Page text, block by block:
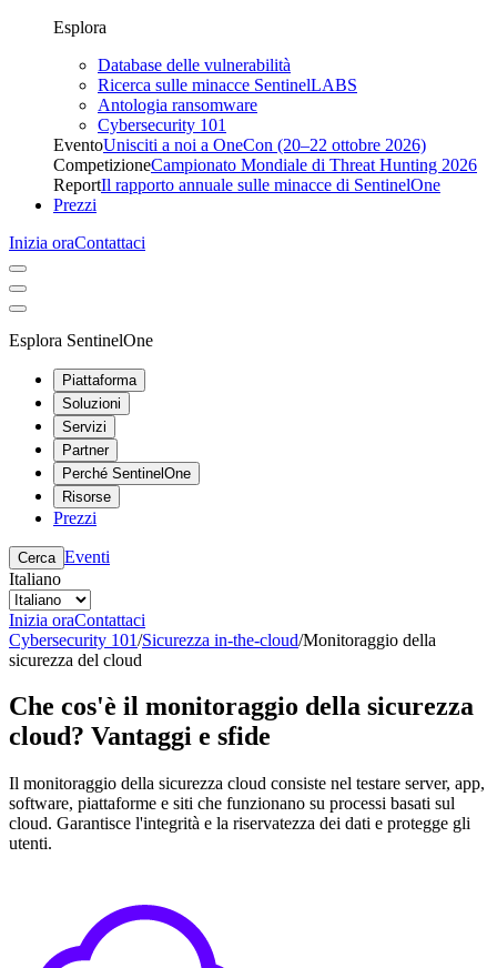
Esplora
Database delle vulnerabilità
Ricerca sulle minacce SentinelLABS
Antologia ransomware
Cybersecurity 101
EventoUnisciti a noi a OneCon (20–22 ottobre 2026)
CompetizioneCampionato Mondiale di Threat Hunting 2026
ReportIl rapporto annuale sulle minacce di SentinelOne
Prezzi
Inizia oraContattaci
Esplora SentinelOne
Piattaforma
Soluzioni
Servizi
Partner
Perché SentinelOne
Risorse
Prezzi
Cerca Eventi
Italiano
Inizia oraContattaci
Cybersecurity 101/Sicurezza in-the-cloud/Monitoraggio della
sicurezza del cloud
Che cos'è il monitoraggio della sicurezza
cloud? Vantaggi e sfide
Il monitoraggio della sicurezza cloud consiste nel testare server, app,
software, piattaforme e siti che funzionano su processi basati sul
cloud. Garantisce l'integrità e la riservatezza dei dati e protegge gli
utenti.